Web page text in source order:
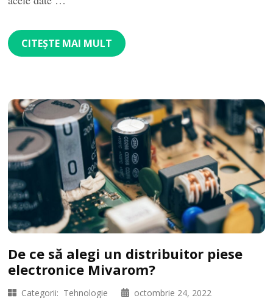
CITEȘTE MAI MULT
De ce să alegi un distribuitor piese
electronice Mivarom?
Categorii: Tehnologie octombrie 24, 2022